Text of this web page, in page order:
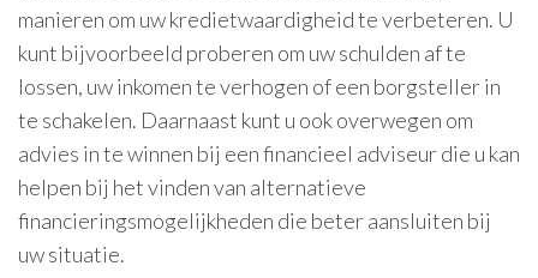
manieren om uw kredietwaardigheid te verbeteren. U
kunt bijvoorbeeld proberen om uw schulden af te
lossen, uw inkomen te verhogen of een borgsteller in
te schakelen. Daarnaast kunt u ook overwegen om
advies in te winnen bij een financieel adviseur die u kan
helpen bij het vinden van alternatieve
financieringsmogelijkheden die beter aansluiten bij
uw situatie.